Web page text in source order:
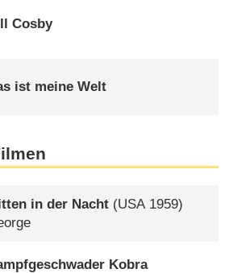
Cosby
ist meine Welt
in der Nacht (USA1959)
Kobra